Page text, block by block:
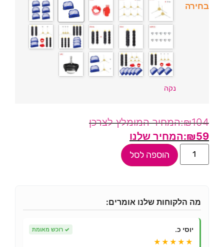
בחירה
נקה
₪104
₪59
הוספה לסל
מה הלקוחות שלנו אומרים:
יוסי כ. ✓ רוכש מאומת
★★★★★